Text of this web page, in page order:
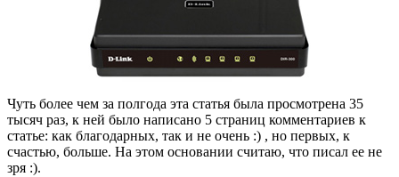
Чуть более чем за полгода эта статья была просмотрена 35
тысяч раз, к ней было написано 5 страниц комментариев к
статье: как благодарных, так и не очень :) , но первых, к
счастью, больше. На этом основании считаю, что писал ее не
зря :).